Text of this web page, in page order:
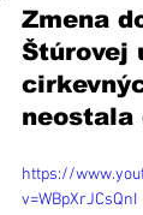
Zmena
Štúrovej
neostala
https://
v=WBpXrJCsQnI